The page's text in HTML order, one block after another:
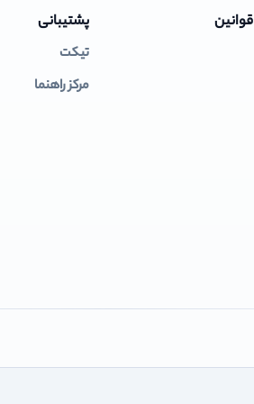
قوانین پشتیبانی
تیکت
مرکز راهنما